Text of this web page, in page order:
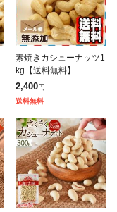
素焼きカシューナッツ1
kg【送料無料】
2,400円
送料無料